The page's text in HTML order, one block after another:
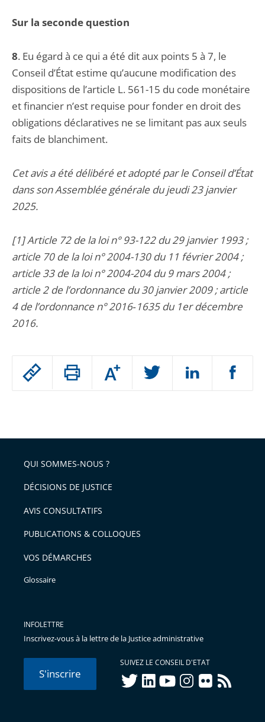
Passer
arriver
après
Augmenter
ou
l'article
pour
avant
Sur la seconde question
8. Eu égard à ce qui a été dit aux points 5 à 7, le
Conseil d’État estime qu’aucune modification des
dispositions de l’article L. 561-15 du code monétaire
et financier n’est requise pour fonder en droit des
obligations déclaratives ne se limitant pas aux seuls
faits de blanchiment.
Cet avis a été délibéré et adopté par le Conseil d’État
dans son Assemblée générale du jeudi 23 janvier
2025.
[1] Article 72 de la loi n° 93-122 du 29 janvier 1993 ;
article 70 de la loi n° 2004-130 du 11 février 2004 ;
article 33 de la loi n° 2004-204 du 9 mars 2004 ;
article 2 de l’ordonnance du 30 janvier 2009 ; article
4 de l’ordonnance n° 2016‑1635 du 1er décembre
2016.
QUI SOMMES-NOUS ?
DÉCISIONS DE JUSTICE
AVIS CONSULTATIFS
PUBLICATIONS & COLLOQUES
VOS DÉMARCHES
Glossaire
INFOLETTRE
Inscrivez-vous à la lettre de la Justice administrative
S'inscrire
SUIVEZ LE CONSEIL D'ETAT
twitterlinkedInyoutubeinstagram
flickr rss